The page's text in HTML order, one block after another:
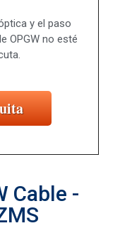
y el paso
OPGW no esté
Cable -